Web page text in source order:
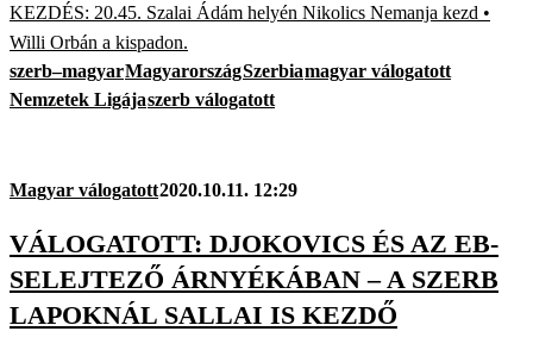
KEZDÉS: 20.45. Szalai Ádám helyén Nikolics Nemanja kezd •
Willi Orbán a kispadon.
szerb–magyarMagyarországSzerbiamagyar válogatott
Nemzetek Ligájaszerb válogatott
Magyar válogatott2020.10.11. 12:29
VÁLOGATOTT: DJOKOVICS ÉS AZ EB-
SELEJTEZŐ ÁRNYÉKÁBAN – A SZERB
LAPOKNÁL SALLAI IS KEZDŐ